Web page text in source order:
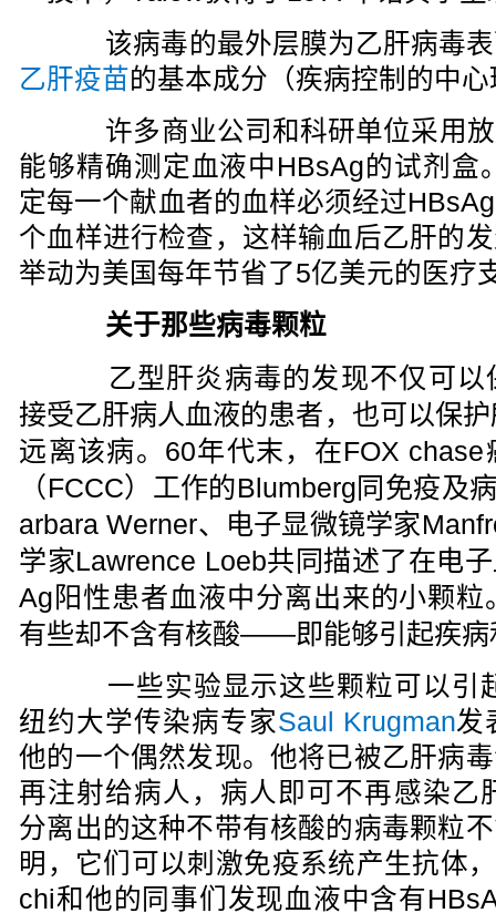
该病毒的最外层膜为乙肝病毒表
乙肝疫苗的基本成分（疾病控制的中
许多商业公司和科研单位采用放
能够精确测定血液中HBsAg的试剂盒
定每一个献血者的血样必须经过
个血样进行检查，这样输血后乙肝的
举动为美国每年节省了5亿美元的医疗
关于那些病毒颗粒
乙型肝炎病毒的发现不仅可以
接受乙肝病人血液的患者，也可以保
远离该病。60年代末，在FOX chase
（FCCC）工作的Blumberg同免疫及
arbara Werner、电子显微镜学家
学家Lawrence Loeb共同描述了在电
Ag阳性患者血液中分离出来的小颗
有些却不含有核酸——即能够引起疾病
一些实验显示这些颗粒可以引
纽约大学传染病专家Saul Krugman发
他的一个偶然发现。他将已被乙肝病
再注射给病人，病人即可不再感染乙
分离出的这种不带有核酸的病毒颗粒
明，它们可以刺激免疫系统产生抗体
chi和他的同事们发现血液中含有